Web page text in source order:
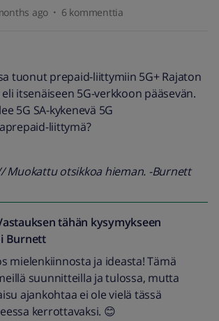
ago 6 kommenttia
tuonut prepaid-liittymiin 5G+ Rajaton
itsenäiseen 5G-verkkoon pääsevän.
5G SA-kykenevä 5G
liittymä?
Muokattu otsikkoa hieman. -Burnett
tähän kysymykseen
Burnett
mielenkiinnosta ja ideasta! Tämä
suunnitteilla ja tulossa, mutta
ajankohtaa ei ole vielä tässä
kerrottavaksi. 😊